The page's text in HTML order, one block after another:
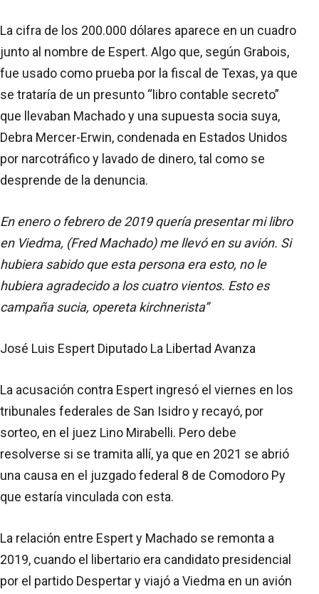
La cifra de los 200.000 dólares aparece en un cuadro
junto al nombre de Espert. Algo que, según Grabois,
fue usado como prueba por la fiscal de Texas, ya que
se trataría de un presunto “libro contable secreto”
que llevaban Machado y una supuesta socia suya,
Debra Mercer-Erwin, condenada en Estados Unidos
por narcotráfico y lavado de dinero, tal como se
desprende de la denuncia.
En enero o febrero de 2019 quería presentar mi libro
en Viedma, (Fred Machado) me llevó en su avión. Si
hubiera sabido que esta persona era esto, no le
hubiera agradecido a los cuatro vientos. Esto es
campaña sucia, opereta kirchnerista”
José Luis Espert Diputado La Libertad Avanza
La acusación contra Espert ingresó el viernes en los
tribunales federales de San Isidro y recayó, por
sorteo, en el juez Lino Mirabelli. Pero debe
resolverse si se tramita allí, ya que en 2021 se abrió
una causa en el juzgado federal 8 de Comodoro Py
que estaría vinculada con esta.
La relación entre Espert y Machado se remonta a
2019, cuando el libertario era candidato presidencial
por el partido Despertar y viajó a Viedma en un avión